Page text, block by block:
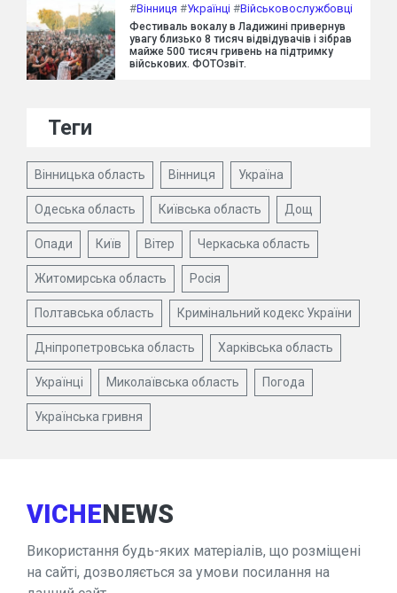
#Вінниця #Українці #Військовослужбовці
Фестиваль вокалу в Ладижині привернув
увагу близько 8 тисяч відвідувачів і зібрав
майже 500 тисяч гривень на підтримку
військових. ФОТОзвіт.
Теги
Вінницька область Вінниця Україна
Одеська область Київська область Дощ
Опади Київ Вітер Черкаська область
Житомирська область Росія
Полтавська область Кримінальний кодекс України
Дніпропетровська область Харківська область
Українці Миколаївська область Погода
Українська гривня
VICHENEWS
Використання будь-яких матеріалів, що розміщені
на сайті, дозволяється за умови посилання на